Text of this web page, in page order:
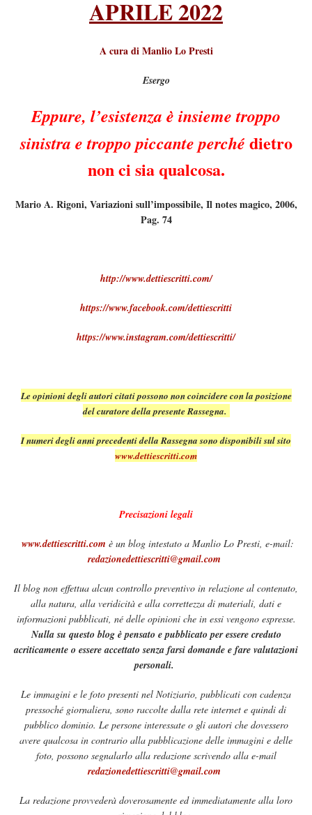
APRILE 2022
A cura di Manlio Lo Presti
Esergo
Eppure, l’esistenza è insieme troppo
sinistra e troppo piccante perché dietro
non ci sia qualcosa.
Mario A. Rigoni, Variazioni sull’impossibile, Il notes magico, 2006,
Pag. 74
http://www.dettiescritti.com/
https://www.facebook.com/dettiescritti
https://www.instagram.com/dettiescritti/
Le opinioni degli autori citati possono non coincidere con la posizione
del curatore della presente Rassegna.
I numeri degli anni precedenti della Rassegna sono disponibili sul sito
www.dettiescritti.com
Precisazioni legali
www.dettiescritti.com è un blog intestato a Manlio Lo Presti, e-mail:
redazionedettiescritti@gmail.com
Il blog non effettua alcun controllo preventivo in relazione al contenuto,
alla natura, alla veridicità e alla correttezza di materiali, dati e
informazioni pubblicati, né delle opinioni che in essi vengono espresse.
Nulla su questo blog è pensato e pubblicato per essere creduto
acriticamente o essere accettato senza farsi domande e fare valutazioni
personali.
Le immagini e le foto presenti nel Notiziario, pubblicati con cadenza
pressoché giornaliera, sono raccolte dalla rete internet e quindi di
pubblico dominio. Le persone interessate o gli autori che dovessero
avere qualcosa in contrario alla pubblicazione delle immagini e delle
foto, possono segnalarlo alla redazione scrivendo alla e-mail
redazionedettiescritti@gmail.com
La redazione provvederà doverosamente ed immediatamente alla loro